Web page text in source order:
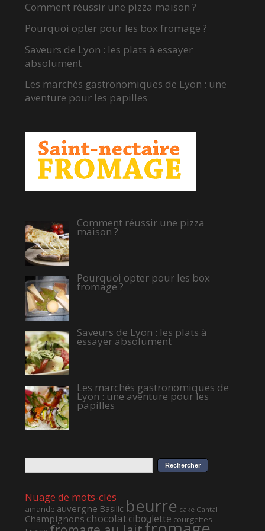
Comment réussir une pizza maison ?
Pourquoi opter pour les box fromage ?
Saveurs de Lyon : les plats à essayer
absolument
Les marchés gastronomiques de Lyon : une
aventure pour les papilles
Comment réussir une pizza
maison ?
Pourquoi opter pour les box
fromage ?
Saveurs de Lyon : les plats à
essayer absolument
Les marchés gastronomiques de
Lyon : une aventure pour les
papilles
Nuage de mots-clés
amande auvergne Basilic beurre cake Cantal
Champignons chocolatciboulette courgettes